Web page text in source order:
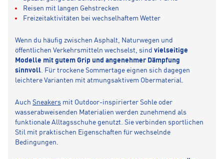
Reisen mit langen Gehstrecken
Freizeitaktivitäten bei wechselhaftem Wetter
Wenn du häufig zwischen Asphalt, Naturwegen und
öffentlichen Verkehrsmitteln wechselst, sind vielseitige
Modelle mit gutem Grip und angenehmer Dämpfung
sinnvoll. Für trockene Sommertage eignen sich dagegen
leichtere Varianten mit atmungsaktivem Obermaterial.
Auch Sneakers mit Outdoor-inspirierter Sohle oder
wasserabweisenden Materialien werden zunehmend als
funktionale Alltagsschuhe genutzt. Sie verbinden sportlichen
Stil mit praktischen Eigenschaften für wechselnde
Bedingungen.